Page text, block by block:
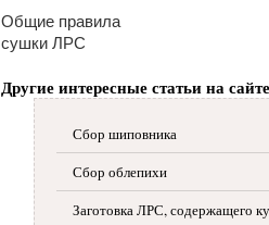
Общие правила
сушки ЛРС
Другие интересные статьи на
Сбор шиповника
Сбор облепихи
Заготовка ЛРС, содержащего